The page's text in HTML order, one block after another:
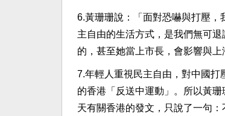
6.黃珊珊說：「面對恐嚇與打壓
主自由的生活方式，是我們無可
的，甚至她當上市長，會影響與上
7.​年輕人重視民主自由，對中國
的香港「反送中運動」。所以黃
天有關香港的發文，只說了一句